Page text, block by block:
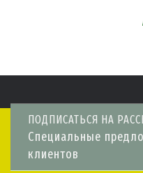
ПОДПИСАТЬСЯ НА
Специальные
клиентов